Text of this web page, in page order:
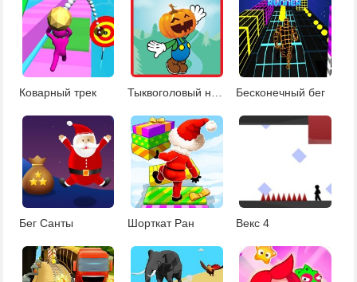
Коварный трек Тыквоголовый ниндзя Бесконечный бег
Бег Санты Шорткат Ран Векс 4